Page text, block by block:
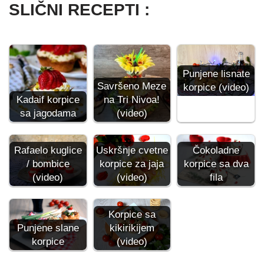
SLIČNI RECEPTI :
Kadaif korpice
sa jagodama
Savršeno Meze
na Tri Nivoa!
(video)
Punjene lisnate
korpice (video)
Rafaelo kuglice
/ bombice
(video)
Uskršnje cvetne
korpice za jaja
(video)
Čokoladne
korpice sa dva
fila
Punjene slane
korpice
Korpice sa
kikirikijem
(video)